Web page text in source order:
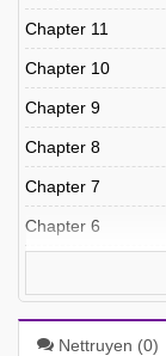
Chapter 11
Chapter 10
Chapter 9
Chapter 8
Chapter 7
Chapter 6
Chapter 4
Chapter 3
Nettruyen (0)